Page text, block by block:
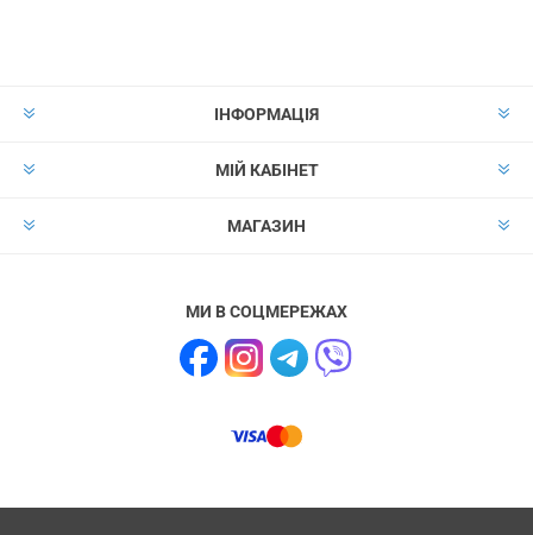
ІНФОРМАЦІЯ
МІЙ КАБІНЕТ
МАГАЗИН
МИ В СОЦМЕРЕЖАХ